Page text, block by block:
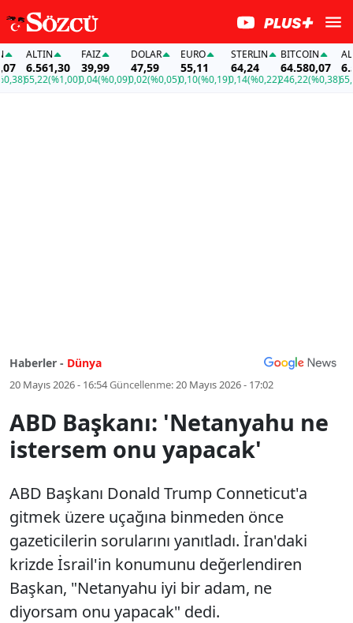
ALTIN
6.561,30
65,22(%1,00)
FAİZ
39,99
0,04(%0,09)
DOLAR
47,59
0,02(%0,05)
EURO
55,11
0,10(%0,19)
STERLIN
64,24
0,14(%0,22)
BITCOIN
64.580,07
246,22(%0,38)65,22
Haberler - Dünya
20 Mayıs 2026 - 16:54Güncellenme:20 Mayıs 2026 - 17:02
ABD Başkanı: 'Netanyahu ne
istersem onu yapacak'
ABD Başkanı Donald Trump Conneticut'a
gitmek üzere uçağına binmeden önce
gazeticilerin sorularını yanıtladı. İran'daki
krizde İsrail'in konumunu değerlendiren
Başkan, "Netanyahu iyi bir adam, ne
diyorsam onu yapacak" dedi.